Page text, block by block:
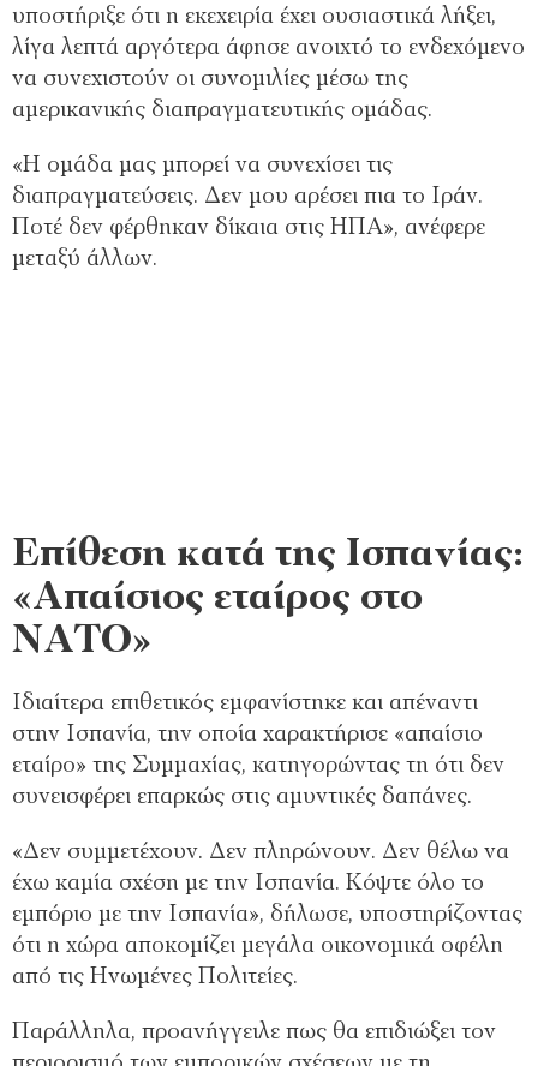
υποστήριξε ότι η εκεχειρία έχει ουσιαστικά λήξει,
λίγα λεπτά αργότερα άφησε ανοιχτό το ενδεχόμενο
να συνεχιστούν οι συνομιλίες μέσω της
αμερικανικής διαπραγματευτικής ομάδας.
«Η ομάδα μας μπορεί να συνεχίσει τις
διαπραγματεύσεις. Δεν μου αρέσει πια το Ιράν.
Ποτέ δεν φέρθηκαν δίκαια στις ΗΠΑ», ανέφερε
μεταξύ άλλων.
Επίθεση κατά της Ισπανίας:
«Απαίσιος εταίρος στο
ΝΑΤΟ»
Ιδιαίτερα επιθετικός εμφανίστηκε και απέναντι
στην Ισπανία, την οποία χαρακτήρισε «απαίσιο
εταίρο» της Συμμαχίας, κατηγορώντας τη ότι δεν
συνεισφέρει επαρκώς στις αμυντικές δαπάνες.
«Δεν συμμετέχουν. Δεν πληρώνουν. Δεν θέλω να
έχω καμία σχέση με την Ισπανία. Κόψτε όλο το
εμπόριο με την Ισπανία», δήλωσε, υποστηρίζοντας
ότι η χώρα αποκομίζει μεγάλα οικονομικά οφέλη
από τις Ηνωμένες Πολιτείες.
Παράλληλα, προανήγγειλε πως θα επιδιώξει τον